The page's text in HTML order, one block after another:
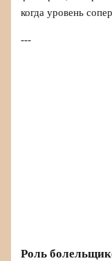
когда уровень
---
Роль